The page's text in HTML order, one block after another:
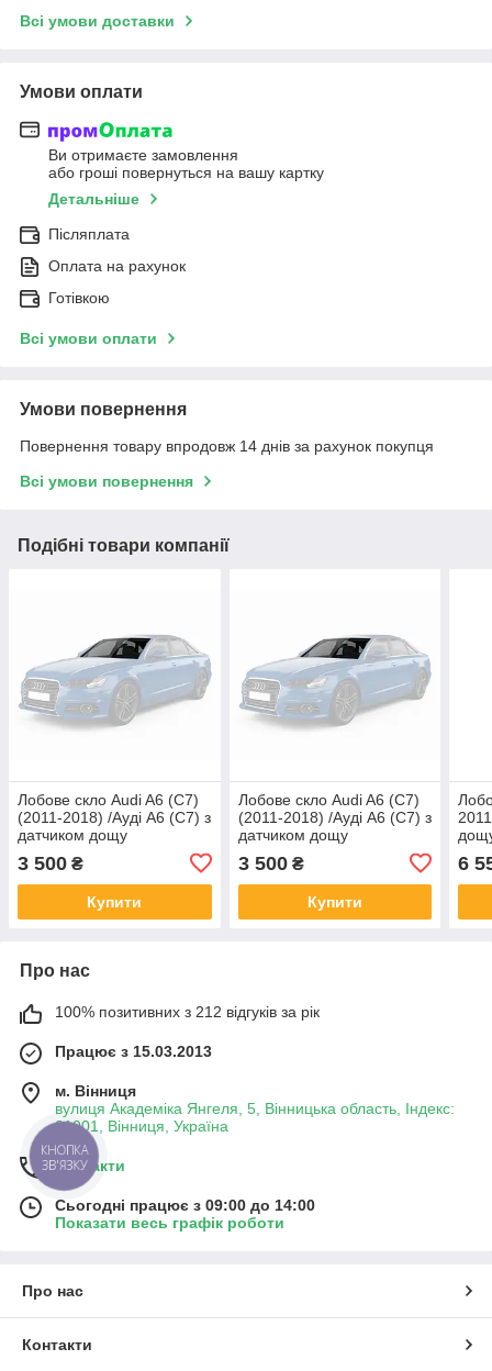
Всі умови доставки
Умови оплати
Ви отримаєте замовлення
або гроші повернуться на вашу картку
Детальніше
Післяплата
Оплата на рахунок
Готівкою
Всі умови оплати
Умови повернення
Повернення товару впродовж 14 днів за рахунок покупця
Всі умови повернення
Подібні товари компанії
Лобове скло Audi A6 (C7)
(2011-2018) /Ауді А6 (С7) з
датчиком дощу
3 500 ₴
Купити
Лобове скло Audi A6 (C7)
(2011-2018) /Ауді А6 (С7) з
датчиком дощу
3 500₴
Купити
6
Про нас
100% позитивних з 212 відгуків за рік
Працює з 15.03.2013
м. Вінниця
вулиця Академіка Янгеля, 5, Вінницька область, Індекс:
21001, Вінниця, Україна
Контакти
Сьогодні працює з 09:00 до 14:00
Показати весь графік роботи
Про нас
Контакти
КНОПКА
ЗВ'ЯЗКУ